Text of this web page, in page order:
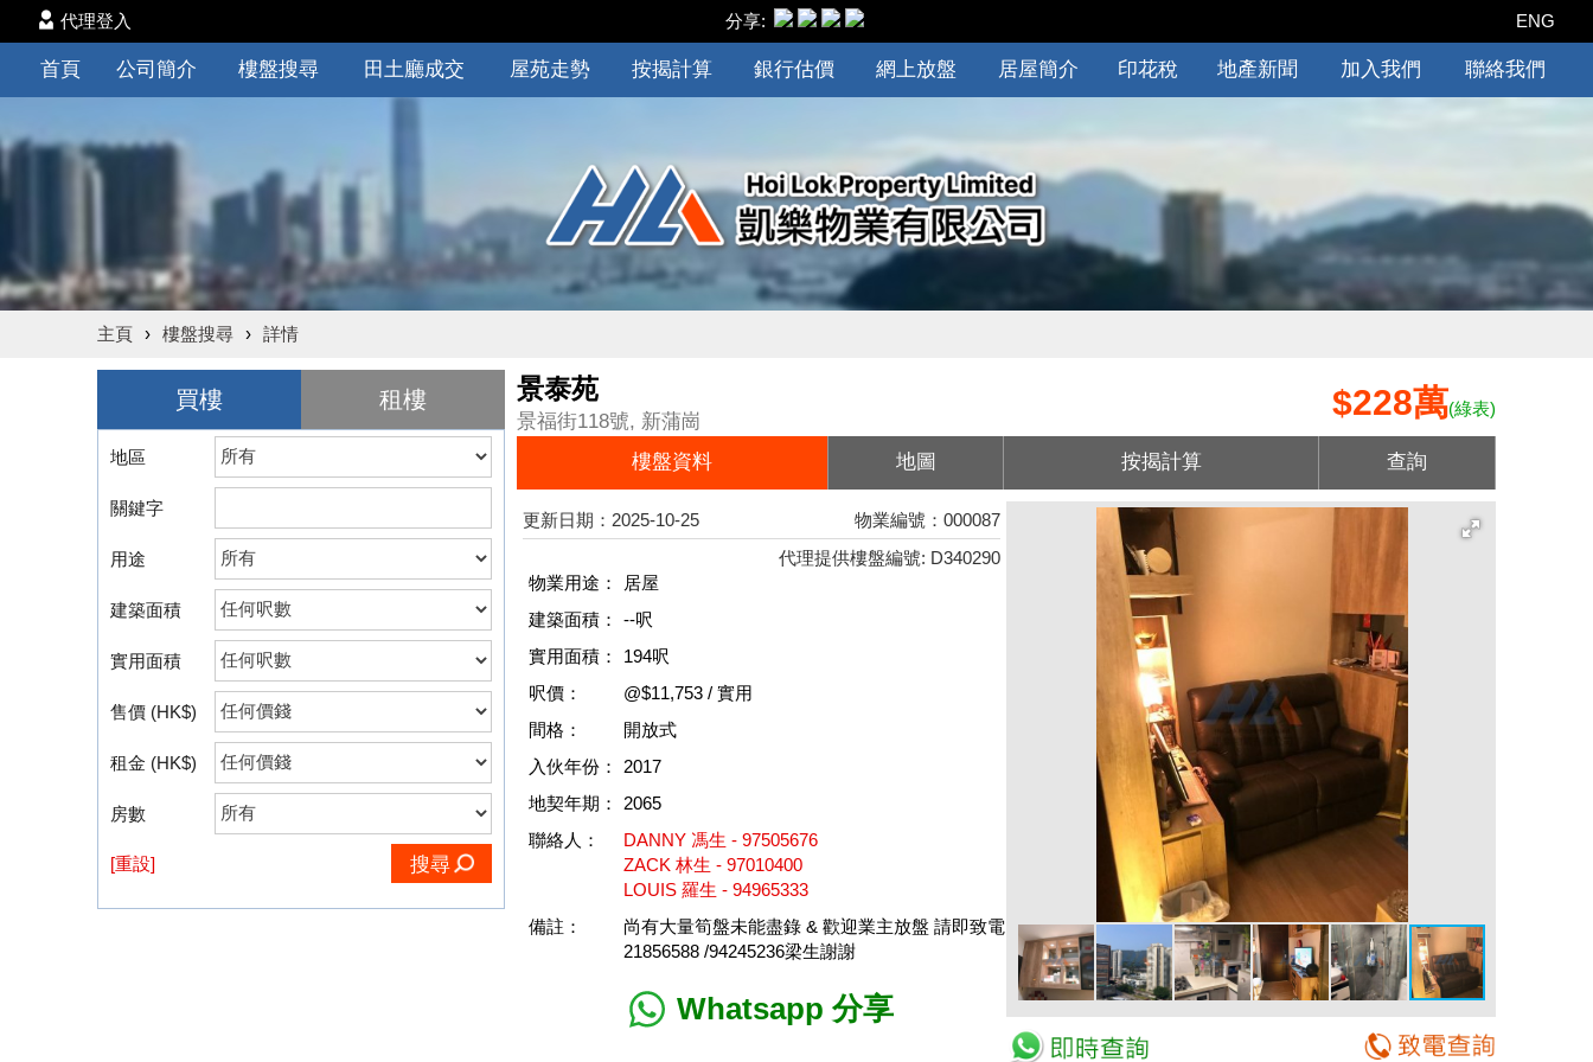
代理登入 分享: ENG
首頁 公司簡介 樓盤搜尋 田土廳成交 屋苑走勢 按揭計算 銀行估價 網上放盤 居屋簡介 印花稅 地產新聞 加入我們 聯絡我們
主頁 › 樓盤搜尋 › 詳情
買樓 租樓
地區
關鍵字
用途
建築面積
實用面積
售價 (HK$)
租金 (HK$)
房數
[重設] 搜尋
景泰苑
景福街118號, 新蒲崗 $228萬(綠表)
樓盤資料 地圖 按揭計算 查詢
更新日期：2025-10-25
物業編號：000087
代理提供樓盤編號: D340290
物業用途：
居屋
建築面積：
--呎
實用面積：
194呎
呎價：
@$11,753 / 實用
間格：
開放式
入伙年份：
2017
地契年期：
2065
聯絡人：
DANNY 馮生 - 97505676
ZACK 林生 - 97010400
LOUIS 羅生 - 94965333
備註：
尚有大量筍盤未能盡錄 & 歡迎業主放盤 請即致電
21856588 /94245236梁生謝謝
Whatsapp 分享